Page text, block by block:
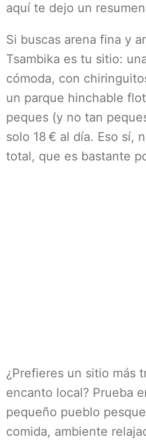
aquí te dejo un
Si buscas arena fina y
Tsambika es tu sitio:
cómoda, con
un parque hinchable
peques (y no tan
solo 18 € al día. Eso sí,
total, que es bastante
¿Prefieres un sitio más
encanto local? Prueba
pequeño pueblo
comida, ambiente